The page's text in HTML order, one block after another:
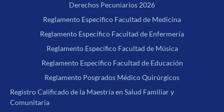
Derechos Pecuniarios 2026
Reglamento Específico Facultad de Medicina
Reglamento Específico Facultad de Enfermería
Reglamento Específico Facultad de Música
Reglamento Específico Facultad de Educación
Reglamento Posgrados Médico Quirúrgicos
Registro Calificado de la Maestría en Salud Familiar y
Comunitaria